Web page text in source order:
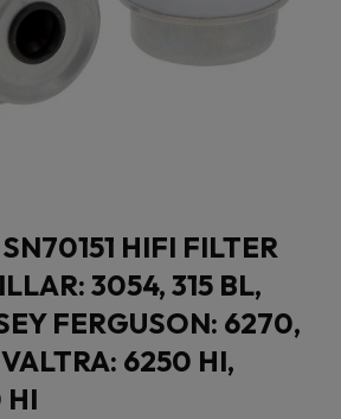
HIFI FILTER
3054, 315 BL,
FERGUSON: 6270,
6250 HI,